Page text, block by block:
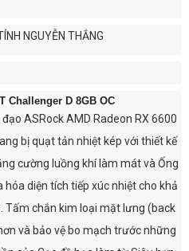
Challenger D 8GB OC
ASRock AMD Radeon RX 6600
bị quạt tản nhiệt kép với thiết kế
cường luồng khí làm mát và Ống
diện tích tiếp xúc nhiệt cho khả
Tấm chắn kim loại mặt lưng (back
và bảo vệ bo mạch trước những